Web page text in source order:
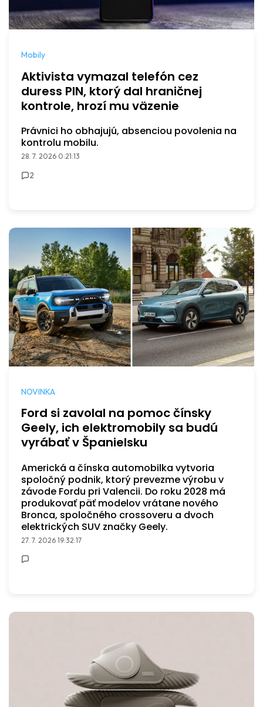
Mobily
Aktivista vymazal telefón cez
duress PIN, ktorý dal hraničnej
kontrole, hrozí mu väzenie
Právnici ho obhajujú, absenciou povolenia na
kontrolu mobilu.
28. 7. 2026 0:21:13
2
NOVINKA
Ford si zavolal na pomoc čínsky
Geely, ich elektromobily sa budú
vyrábať v Španielsku
Americká a čínska automobilka vytvoria
spoločný podnik, ktorý prevezme výrobu v
závode Fordu pri Valencii. Do roku 2028 má
produkovať päť modelov vrátane nového
Bronca, spoločného crossoveru a dvoch
elektrických SUV značky Geely.
27. 7. 2026 19:32:17